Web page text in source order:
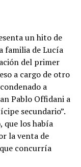
un hito de
familia de Lucía
del primer
a cargo de otro
a
Pablo Offidani a
secundario”.
que los había
la venta de
concurría